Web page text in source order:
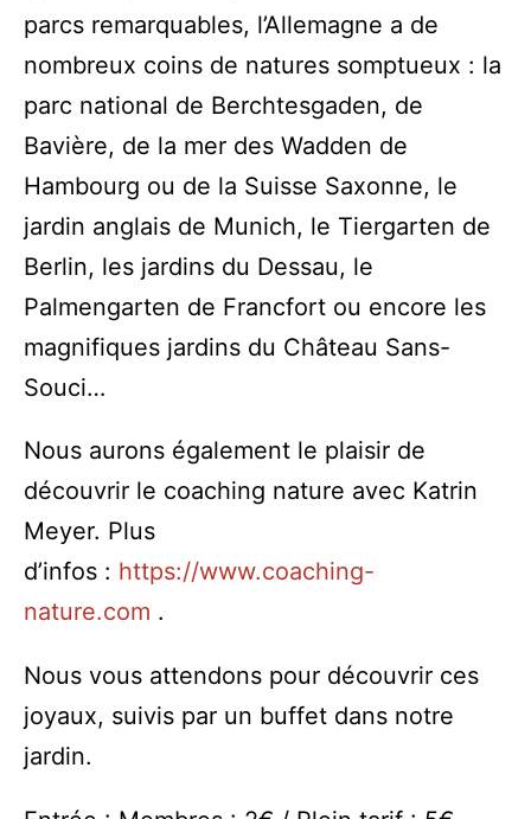
parcs remarquables, l’Allemagne a de
nombreux coins de natures somptueux : la
parc national de Berchtesgaden, de
Bavière, de la mer des Wadden de
Hambourg ou de la Suisse Saxonne, le
jardin anglais de Munich, le Tiergarten de
Berlin, les jardins du Dessau, le
Palmengarten de Francfort ou encore les
magnifiques jardins du Château Sans-
Souci…
Nous aurons également le plaisir de
découvrir le coaching nature avec Katrin
Meyer. Plus
d’infos : https://www.coaching-
nature.com .
Nous vous attendons pour découvrir ces
joyaux, suivis par un buffet dans notre
jardin.